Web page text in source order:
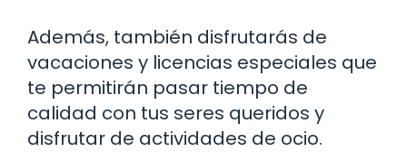
Además, también disfrutarás de
vacaciones y licencias especiales que
te permitirán pasar tiempo de
calidad con tus seres queridos y
disfrutar de actividades de ocio.